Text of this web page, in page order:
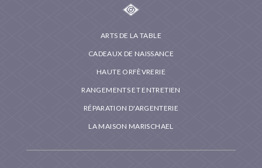
ARTS DE LA TABLE
CADEAUX DE NAISSANCE
HAUTE ORFÈVRERIE
RANGEMENTS ET ENTRETIEN
RÉPARATION D'ARGENTERIE
LA MAISON MARISCHAEL